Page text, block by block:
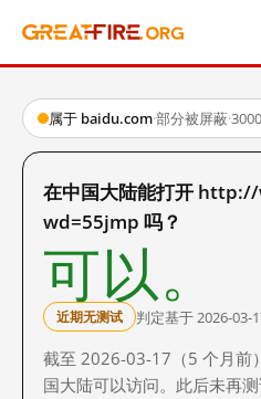
属于 baidu.com·部分被屏蔽·
在中国大陆能打开
wd=55jmp 吗？
可以。
近期无测试 判定基于 2026-03-
截至 2026-03-17（5 个月前
国大陆可以访问。此后未再